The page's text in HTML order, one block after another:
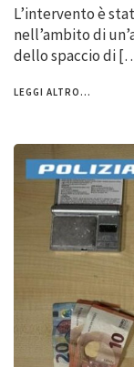
L’intervento è
nell’ambito di
dello spaccio di
LEGGI ALTRO...